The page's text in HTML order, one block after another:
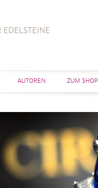
EDELSTEINE
AUTOREN ZUM SHOP